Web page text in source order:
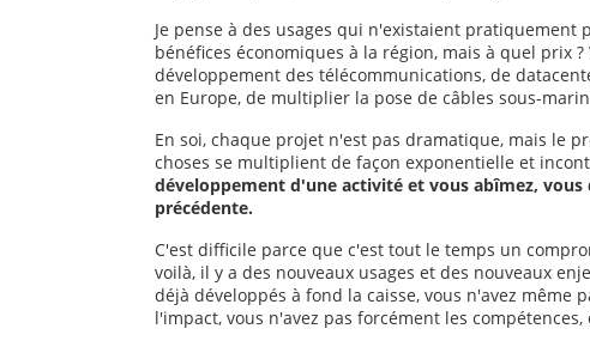
Je pense à des usages qui n'existaient
bénéfices économiques à la région, mais à quel prix
développement des télécommunications, de
en Europe, de multiplier la pose de câbles sous-
En soi, chaque projet n'est pas dramatique, mais le
choses se multiplient de façon exponentielle et
développement d'une activité et vous abîmez,
précédente.
C'est difficile parce que c'est tout le temps un
voilà, il y a des nouveaux usages et des nouveaux
déjà développés à fond la caisse, vous n'avez même
l'impact, vous n'avez pas forcément les compétences,